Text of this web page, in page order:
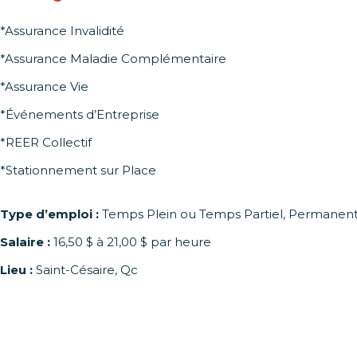
*Assurance Invalidité
*Assurance Maladie Complémentaire
*Assurance Vie
*Événements d’Entreprise
*REER Collectif
*Stationnement sur Place
Type d’emploi : Temps Plein ou Temps Partiel,
Salaire : 16,50 $ à 21,00 $ par heure
Lieu : Saint-Césaire, Qc